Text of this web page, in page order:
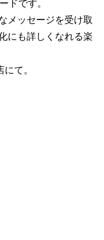
ドです。
メッセージを受け取
にも詳しくなれる楽
て。